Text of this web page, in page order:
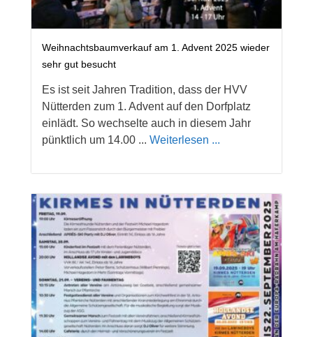
Weihnachtsbaumverkauf am 1. Advent 2025 wieder
sehr gut besucht
Es ist seit Jahren Tradition, dass der HVV
Nütterden zum 1. Advent auf den Dorfplatz
einlädt. So wechselte auch in diesem Jahr
pünktlich um 14.00 ... Weiterlesen ...